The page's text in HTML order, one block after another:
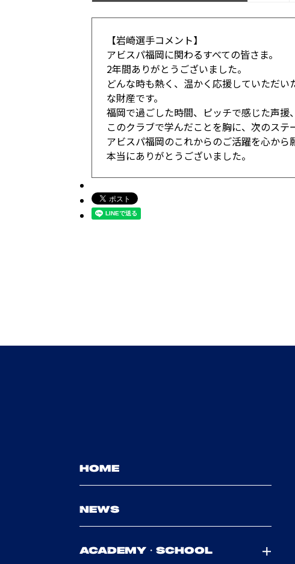
【岩崎選手コメント】
アビスパ福岡に関わるすべての皆さま。
2年間ありがとうございました。
どんな時も熱く、温かく応援していただ
な財産です。
福岡で過ごした時間、ピッチで感じた声援
このクラブで学んだことを胸に、次のステ
アビスパ福岡のこれからのご活躍を心から
本当にありがとうございました。
HOME
NEWS
ACADEMY・SCHOOL